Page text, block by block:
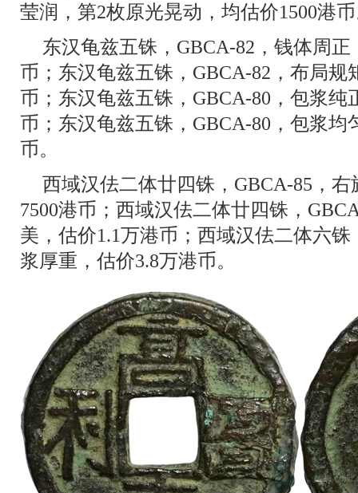
莹润，第2枚原光晃动，均估价1500港
东汉龟兹五铢，GBCA-82，钱体周
币；东汉龟兹五铢，GBCA-82，布局规
币；东汉龟兹五铢，GBCA-80，包浆纯
币；东汉龟兹五铢，GBCA-80，包浆均
币。
西域汉佉二体廿四铢，GBCA-85，
7500港币；西域汉佉二体廿四铢，
美，估价1.1万港币；西域汉佉二体六
浆厚重，估价3.8万港币。